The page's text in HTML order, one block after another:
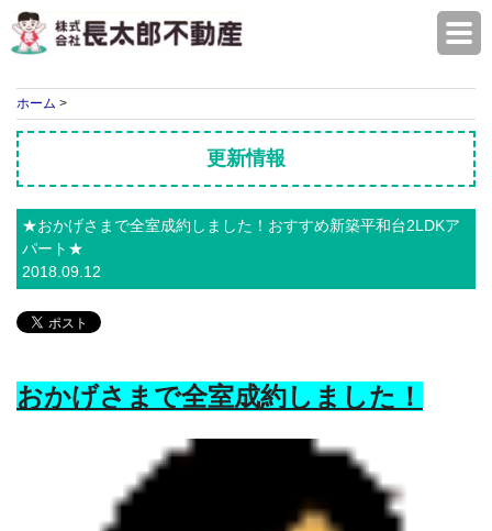
ホーム >
更新情報
★おかげさまで全室成約しました！おすすめ新築平和台2LDKア
パート★
2018.09.12
おかげさまで全室成約しました！